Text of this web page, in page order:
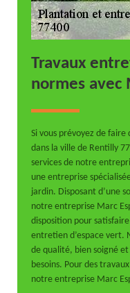
Travaux
normes avec
Si vous prévoyez de
dans la ville de Rentilly
services de notre
une entreprise
jardin. Disposant d’une
notre entreprise Marc
disposition pour
entretien d’espace vert.
de qualité, bien soigné
besoins. Pour des
notre entreprise Marc